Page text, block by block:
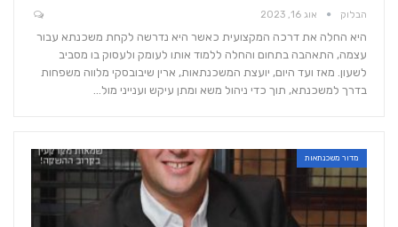
הבלוק אוג 16, 2023
היא החלה את דרכה המקצועית כאשר היא נדרשה לקחת משכנתא עבור
עצמה, התאהבה בתחום והחלה ללמוד אותו לעומק ולעסוק בו מסביב
לשעון. מאז ועד היום, יועצת המשכנתאות, ארין שיבובסקי מלווה משפחות
בדרך למשכנתא, תוך כדי ניהול משא ומתן עיקש וענייני מול…
מדור משכנתאות